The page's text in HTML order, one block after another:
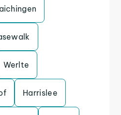
Werlte
Harrislee